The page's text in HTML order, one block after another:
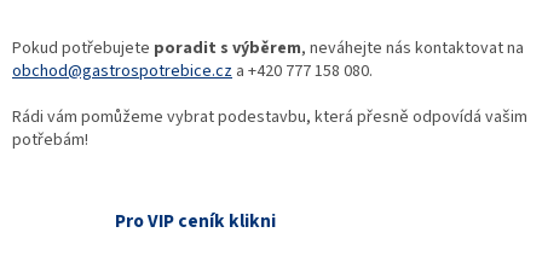
Pokud potřebujete poradit s výběrem, neváhejte nás kontaktovat na
obchod@gastrospotrebice.cz a +420 777 158 080.
Rádi vám pomůžeme vybrat podestavbu, která přesně odpovídá vašim
potřebám!
Pro VIP ceník klikni